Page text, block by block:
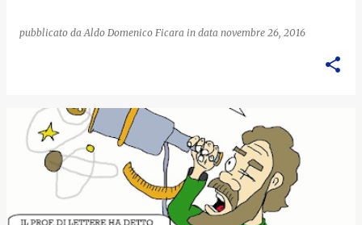
pubblicato da Aldo Domenico Ficara in data novembre 26, 2016